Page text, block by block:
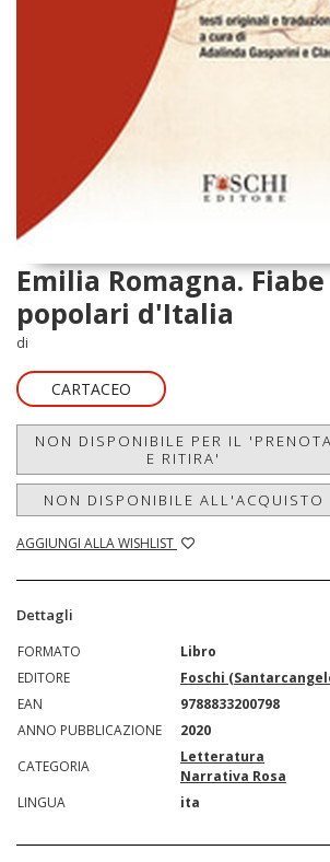
Emilia Romagna.
popolari d'Italia
di
CARTACEO
NON DISPONIBILE PER IL 'PRENOTA
E RITIRA'
NON DISPONIBILE ALL'ACQUISTO
AGGIUNGI ALLA WISHLIST
Dettagli
FORMATO
Libro
EDITORE
Foschi
EAN
9788833200798
ANNO PUBBLICAZIONE
2020
CATEGORIA
Letteratura
Narrativa Rosa
LINGUA
ita